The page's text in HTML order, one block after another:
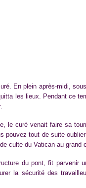
En plein après-midi,
les lieux. Pendant ce
le curé venait faire sa
tout de suite oublier
culte du Vatican au grand
du pont, fit parvenir
la sécurité des